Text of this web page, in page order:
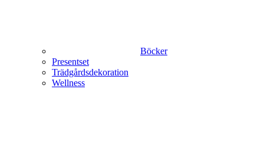
Böcker
Presentset
Trädgårdsdekoration
Wellness